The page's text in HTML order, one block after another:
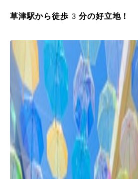
草津駅から徒歩3分の好立地！